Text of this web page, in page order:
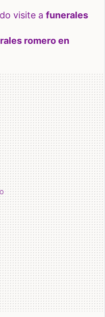
visite a funerales
romero en